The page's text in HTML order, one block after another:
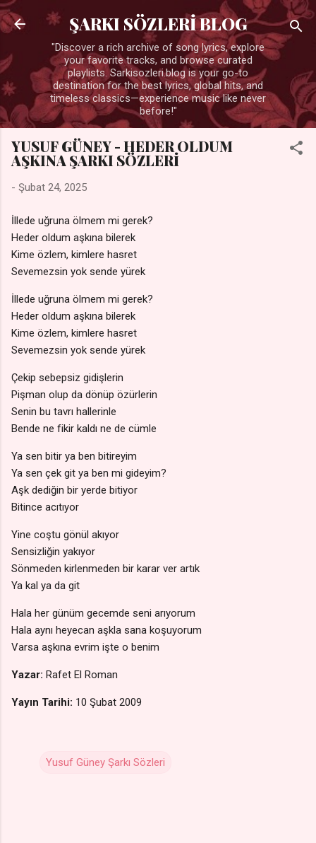
Ana içeriğe atla
ŞARKI SÖZLERİ BLOG
"Discover a rich archive of song lyrics, explore
your favorite tracks, and browse curated
playlists. Sarkisozleri.blog is your go-to
destination for the best lyrics, global hits, and
timeless classics—experience music like never
before!"
YUSUF GÜNEY - HEDER OLDUM
AŞKINA ŞARKI SÖZLERİ
- Şubat 24, 2025
İllede uğruna ölmem mi gerek?
Heder oldum aşkına bilerek
Kime özlem, kimlere hasret
Sevemezsin yok sende yürek
İllede uğruna ölmem mi gerek?
Heder oldum aşkına bilerek
Kime özlem, kimlere hasret
Sevemezsin yok sende yürek
Çekip sebepsiz gidişlerin
Pişman olup da dönüp özürlerin
Senin bu tavrı hallerinle
Bende ne fikir kaldı ne de cümle
Ya sen bitir ya ben bitireyim
Ya sen çek git ya ben mi gideyim?
Aşk dediğin bir yerde bitiyor
Bitince acıtıyor
Yine coştu gönül akıyor
Sensizliğin yakıyor
Sönmeden kirlenmeden bir karar ver artık
Ya kal ya da git
Hala her günüm gecemde seni arıyorum
Hala aynı heyecan aşkla sana koşuyorum
Varsa aşkına evrim işte o benim
Yazar: Rafet El Roman
Yayın Tarihi: 10 Şubat 2009
Yusuf Güney Şarkı Sözleri